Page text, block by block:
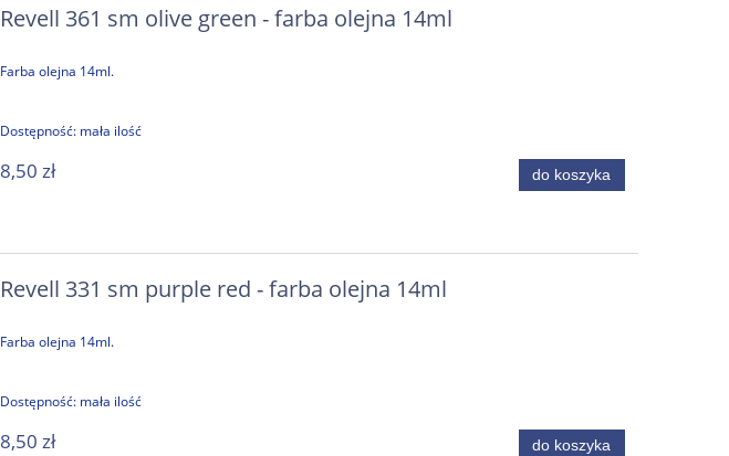
Revell 361 sm olive green - farba olejna 14ml
Farba olejna 14ml.
Dostępność: mała ilość
8,50 zł do koszyka
Revell 331 sm purple red - farba olejna 14ml
Farba olejna 14ml.
Dostępność: mała ilość
8,50 zł do koszyka